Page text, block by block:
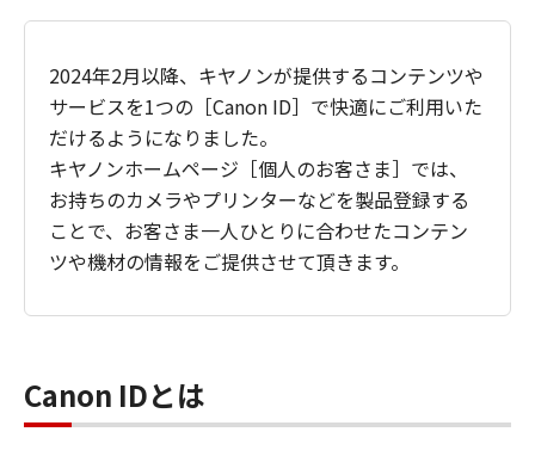
2024年2月以降、キヤノンが提供するコンテンツや
サービスを1つの［Canon ID］で快適にご利用いた
だけるようになりました。
キヤノンホームページ［個人のお客さま］では、
お持ちのカメラやプリンターなどを製品登録する
ことで、お客さま一人ひとりに合わせたコンテン
ツや機材の情報をご提供させて頂きます。
Canon IDとは